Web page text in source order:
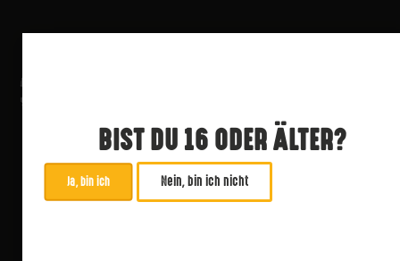
BIST DU 16 ODER ÄLTER?
Ja, bin ich Nein, bin ich nicht